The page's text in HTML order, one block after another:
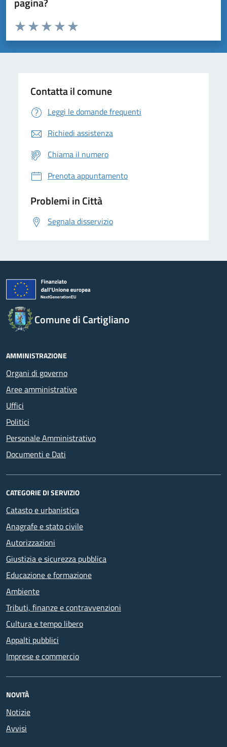
Domanda
Valuta da 1 a 5 stelle la pagina
Valuta 5 stelle su 5
Valuta 4 stelle su 5
Valuta 3 stelle su 5
Valuta 2 stelle su 5
Valuta 1 stelle su 5
Contatta il comune
Leggi le domande frequenti
Richiedi assistenza
Chiama il numero
Prenota appuntamento
Problemi in Città
Segnala disservizio
Comune di Cartigliano
AMMINISTRAZIONE
Organi di governo
Aree amministrative
Uffici
Politici
Personale Amministrativo
Documenti e Dati
CATEGORIE DI SERVIZIO
Catasto e urbanistica
Anagrafe e stato civile
Autorizzazioni
Giustizia e sicurezza pubblica
Educazione e formazione
Ambiente
Tributi, finanze e contravvenzioni
Cultura e tempo libero
Appalti pubblici
Imprese e commercio
NOVITÀ
Notizie
Avvisi